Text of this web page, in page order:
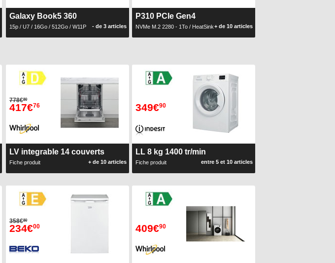
Galaxy Book5 360
15p / U7 / 16Go / 512Go / W11P - de 3 articles
P310 PCIe Gen4
NVMe M.2 2280 - 1To / HeatSink+ de 10 articles
778€80
417€76
LV integrable 14 couverts
Fiche produit + de 10 articles
349€90
LL 8 kg 1400 tr/min
Fiche produit entre 5 et 10 articles
358€80
234€00 409€90